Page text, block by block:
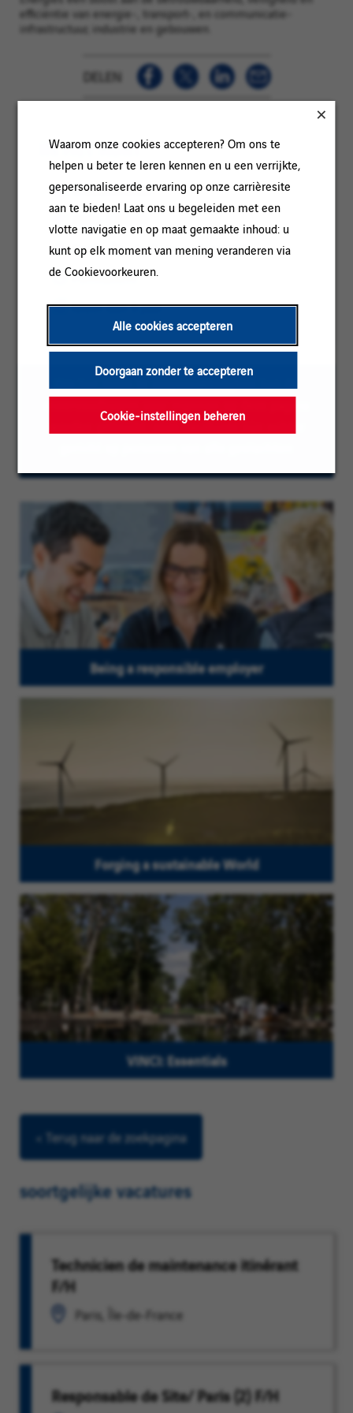
Waarom onze cookies accepteren? Om ons te
helpen u beter te leren kennen en u een verrijkte,
gepersonaliseerde ervaring op onze carrièresite
aan te bieden! Laat ons u begeleiden met een
vlotte navigatie en op maat gemaakte inhoud: u
kunt op elk moment van mening veranderen via
de Cookievoorkeuren.
Alle cookies accepteren
Doorgaan zonder te accepteren
Cookie-instellingen beheren
IN HET KORT
Categorie:
ONDERHOUD
Referentie:
2026-128189
Klantcode:
Locatie:Parijs, Île-de-France, Frankrijk
Contracttype:
Permanent
Ervaringsniveau:
Meer dan 5 jaar
Om het lezen te vergemakkelijken kan de
worden gebruikt; onze vacatures zijn echter
Being a responsible employer
Forging a sustainable World
VINCI: Essentials
< Terug naar de zoekpagina
efficiëntie van energie-, transport-, en communicatie-
infrastructuur, industrie en gebouwen.
DELEN
soortgelijke vacatures
Technicien de maintenance itinérant
F/H
Paris, Île-de-France
Responsable de Site/ Paris (2) F/H